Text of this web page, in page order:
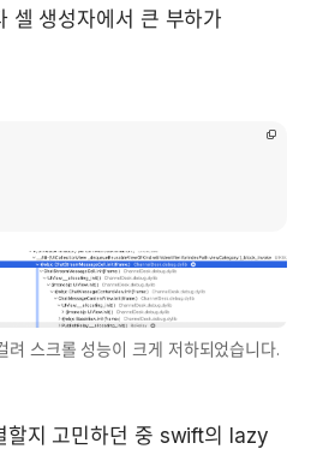
셀 생성자에서 큰 부하가
려 스크롤 성능이 크게 저하되었습니다.
할지 고민하던 중 swift의 lazy